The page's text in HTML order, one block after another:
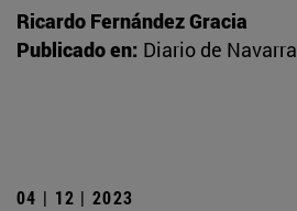
Ricardo Fernández Gracia
Publicado en: Diario de Navarra
04 | 12 | 2023